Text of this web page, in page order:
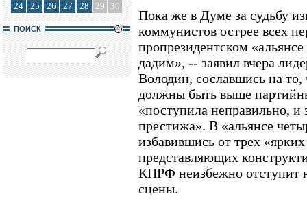
24
25 26 27 28 29 30
ПОИСК
Пока же в Думе за судьбу
коммунистов острее всех
пропрезидентском
дадим», -- заявил вчера
Володин, сославшись на то,
должны быть выше
«поступила неправильно, и
престижа». В «альянсе
избавившись от трех
представляющих
КПРФ неизбежно отступит
сцены.